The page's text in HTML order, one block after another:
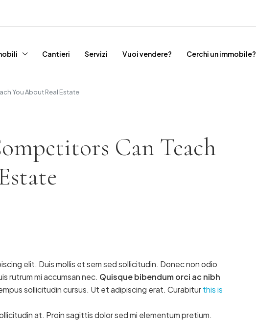
Cantieri Servizi Vuoi vendere? Cerchi un immobile?
You About Real Estate
Can Teach
elit. Duis mollis et sem sed sollicitudin. Donec non odio
rutrum mi accumsan nec. Quisque bibendum orci ac nibh
sollicitudin cursus. Ut et adipiscing erat. Curabiturthis is
at. Proin sagittis dolor sed mi elementum pretium.